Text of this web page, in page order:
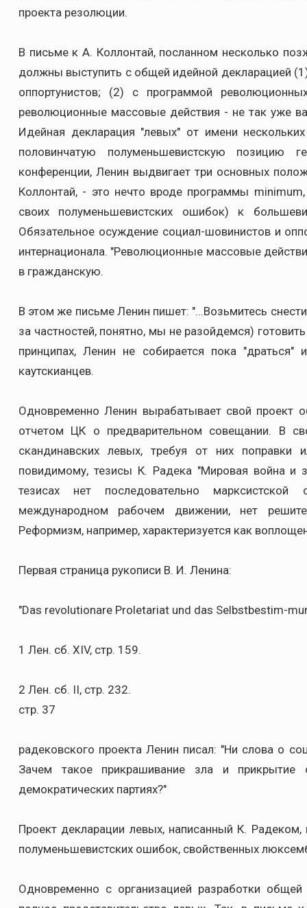
проекта резолюции.
В письме к А. Коллонтай, посланном несколько
должны выступить с общей идейной декларацией
оппортунистов; (2) с программой
революционные массовые действия - не так уже
Идейная декларация "левых" от имени
половинчатую полуменьшевистскую позицию
конференции, Ленин выдвигает три основных
Коллонтай, - это нечто вроде программы
своих полуменьшевистских ошибок) к
Обязательное осуждение социал-шовинистов и
интернационала. "Революционные массовые
в гражданскую.
В этом же письме Ленин пишет: "...Возьмитесь
за частностей, понятно, мы не разойдемся)
принципах, Ленин не собирается пока
каутскианцев.
Одновременно Ленин вырабатывает свой проект
отчетом ЦК о предварительном совещании. В
скандинавских левых, требуя от них поправки
повидимому, тезисы К. Радека "Мировая война и
тезисах нет последовательно
международном рабочем движении, нет
Реформизм, например, характеризуется как
Первая страница рукописи В. И. Ленина:
"Das revolutionare Proletariat und das Selbstbestim-
1 Лен. сб. XIV, стр. 159.
2 Лен. сб. II, стр. 232.
стр. 37
радековского проекта Ленин писал: "Ни слова о
Зачем такое прикрашивание зла и
демократических партиях?"
Проект декларации левых, написанный К. Радеком,
полуменьшевистских ошибок, свойственных
Одновременно с организацией разработки